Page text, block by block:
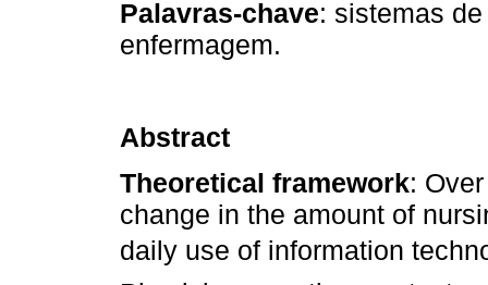
Palavras-chave: sistemas
enfermagem.
Abstract
Theoretical framework:
change in the amount of
daily use of information